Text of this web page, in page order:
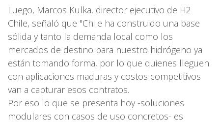
Luego, Marcos Kulka, director ejecutivo de H2
Chile, señaló que "Chile ha construido una base
sólida y tanto la demanda local como los
mercados de destino para nuestro hidrógeno ya
están tomando forma, por lo que quienes lleguen
con aplicaciones maduras y costos competitivos
van a capturar esos contratos.
Por eso lo que se presenta hoy -soluciones
modulares con casos de uso concretos- es